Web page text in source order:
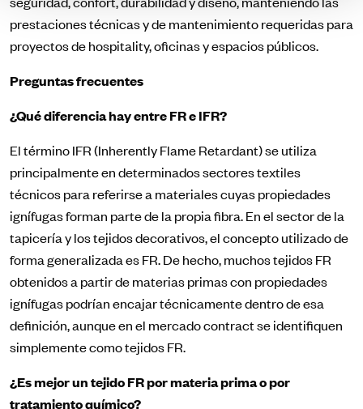
prestaciones técnicas y de mantenimiento requeridas para
proyectos de hospitality, oficinas y espacios públicos.
Preguntas frecuentes
¿Qué diferencia hay entre FR e IFR?
El término IFR (Inherently Flame Retardant) se utiliza
principalmente en determinados sectores textiles
técnicos para referirse a materiales cuyas propiedades
ignífugas forman parte de la propia fibra. En el sector de la
tapicería y los tejidos decorativos, el concepto utilizado de
forma generalizada es FR. De hecho, muchos tejidos FR
obtenidos a partir de materias primas con propiedades
ignífugas podrían encajar técnicamente dentro de esa
definición, aunque en el mercado contract se identifiquen
simplemente como tejidos FR.
¿Es mejor un tejido FR por materia prima o por
tratamiento químico?